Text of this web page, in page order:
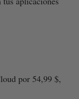
por 54,99 $,